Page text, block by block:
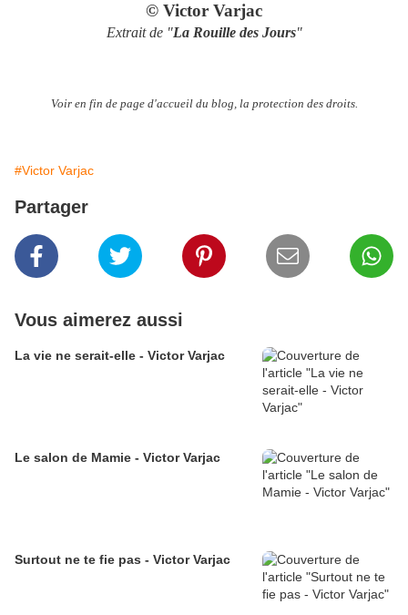
© Victor Varjac
Extrait de "La Rouille des Jours"
Voir en fin de page d'accueil du blog, la protection des droits.
#Victor Varjac
Partager
Vous aimerez aussi
La vie ne serait-elle - Victor Varjac
Le salon de Mamie - Victor Varjac
Surtout ne te fie pas - Victor Varjac